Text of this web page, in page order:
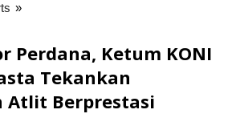
»
Ketum
KONI
Bali
Perdana, Ketum KONI
Tekankan
Atlit Berprestasi